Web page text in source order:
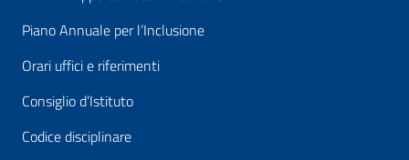
Piano Annuale per l’Inclusione
Orari uffici e riferimenti
Consiglio d’Istituto
Codice disciplinare